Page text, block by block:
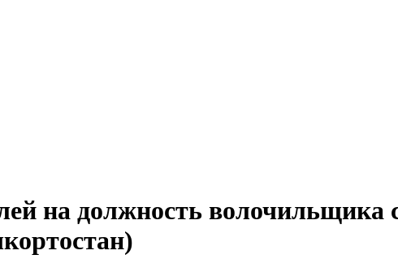
на должность волочильщика